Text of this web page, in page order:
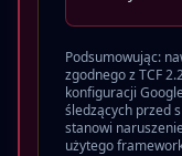
Podsumowując:
zgodnego z TCF
konfiguracji
śledzących przed
stanowi
użytego